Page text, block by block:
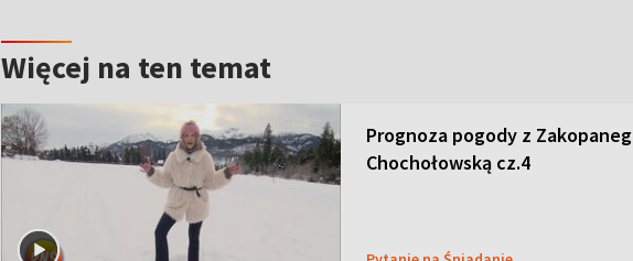
Więcej na ten temat
Prognoza pogody z
Chochołowską cz.4